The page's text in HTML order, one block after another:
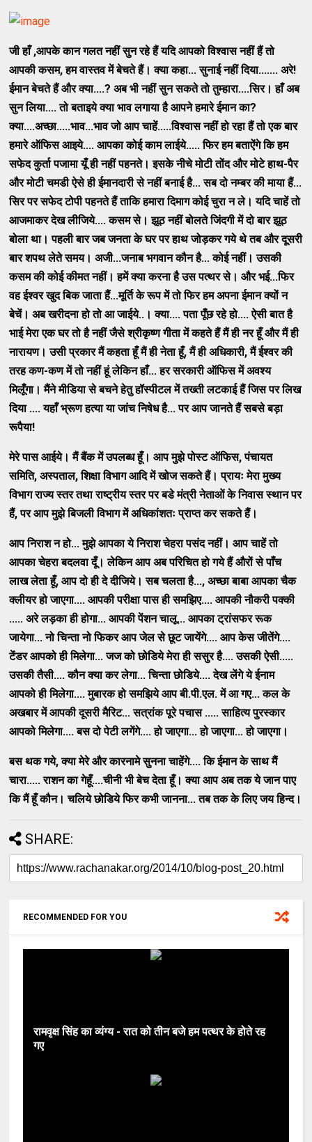
जी हाँ,आपके कान गलत नहीं सुन रहे हैं यदि आपको विश्‍वास नहीं हैं तो
आपकी कसम, हम वास्‍तव में बेचते हैं। क्‍या कहा... सुनाई नहीं दिया....... अरे!
ईमान बेचते हैं और क्‍या....? अब भी नहीं सुन सकते तो तुम्‍हारा....सिर। हाँ अब
सुन लिया.... तो बताइये क्‍या भाव लगाया है आपने हमारे ईमान का?
क्‍या....अच्‍छा.....भाव...भाव जो आप चाहें.....विश्‍वास नहीं हो रहा हैं तो एक बार
हमारे ऑफिस आइये.... आपका कोई काम लाईये..... फिर हम बताऐंगे कि हम
सफेद कुर्ता पजामा यूँ ही नहीं पहनते। इसके नीचे मोटी तोंद और मोटे हाथ-पैर
और मोटी चमडी ऐसे ही ईमानदारी से नहीं बनाई है... सब दो नम्‍बर की माया हैं...
सिर पर सफेद टोपी पहनते हैं ताकि हमारा दिमाग कोई चुरा न ले। यदि चाहें तो
आजमाकर देख लीजिये.... कसम से। झूठ नहीं बोलते जिंदगी में दो बार झूठ
बोला था। पहली बार जब जनता के घर पर हाथ जोड़कर गये थे तब और दूसरी
बार शपथ लेते समय। अजी...जनाब भगवान कौन है... कोई नहीं। उसकी
कसम की कोई कीमत नहीं। हमें क्‍या करना है उस पत्‍थर से। और भई...फिर
वह ईश्‍वर खुद बिक जाता हैं...मूर्ति के रूप में तो फिर हम अपना ईमान क्‍यों न
बेचें। अब खरीदना हो तो आ जाईये..। क्‍या.... पता पूँछ रहे हो.... ऐसी बात है
भाई मेरा एक घर तो है नहीं जैसे श्रीकृष्‍ण गीता में कहते हैं मैं ही नर हूँ और मैं ही
नारायण। उसी प्रकार मैं कहता हूँ मैं ही नेता हूँ, मैं ही अधिकारी, मैं ईश्‍वर की
तरह कण-कण में तो नहीं हूं लेकिन हाँ... हर सरकारी ऑफिस में अवश्‍य
मिलूँगा। मैंने मीडिया से बचने हेतु हॉस्‍पीटल में तख्‍ती लटकाई हैं जिस पर लिख
दिया .... यहाँ भ्रूण हत्‍या या जांच निषेध है... पर आप जानते हैं सबसे बड़ा
रूपैया!
मेरे पास आईये। मैं बैंक में उपलब्‍ध हूँ। आप मुझे पोस्‍ट ऑफिस, पंचायत
समिति, अस्‍पताल, शिक्षा विभाग आदि में खोज सकते हैं। प्रायः मेरा मुख्‍य
विभाग राज्‍य स्‍तर तथा राष्‍ट्रीय स्‍तर पर बडे मंत्री नेताओं के निवास स्‍थान पर
हैं, पर आप मुझे बिजली विभाग में अधिकांशतः प्राप्‍त कर सकते हैं।
आप निराश न हो... मुझे आपका ये निराश चेहरा पसंद नहीं। आप चाहें तो
आपका चेहरा बदलवा दूँ। लेकिन आप अब परिचित हो गये हैं औरों से पाँच
लाख लेता हूँ, आप दो ही दे दीजिये। सब चलता है..., अच्‍छा बाबा आपका चैक
क्‍लीयर हो जाएगा.... आपकी परीक्षा पास ही समझिए.... आपकी नौकरी पक्‍की
..... अरे लड़का ही होगा... आपकी पेंशन चालू... आपका ट्रांसफर रूक
जायेगा... नो चिन्‍ता नो फिकर आप जेल से छूट जायेंगे.... आप केस जीतेंगे....
टेंडर आपको ही मिलेगा... जज को छोडिये मेरा ही ससुर है.... उसकी ऐसी.....
उसकी तैसी.... कौन क्‍या कर लेगा... चिन्‍ता छोडिये.... देख लेंगे ये ईनाम
आपको ही मिलेगा.... मुबारक हो समझिये आप बी.पी.एल. में आ गए... कल के
अखबार में आपकी दूसरी मैरिट... सत्रांक पूरे पचास ..... साहित्‍य पुरस्‍कार
आपको मिलेगा.... बस दो पेटी लगेंगे.... हो जाएगा... हो जाएगा... हो जाएगा।
बस थक गये,क्‍या मेरे और कारनामे सुनना चाहेंगे.... कि ईमान के साथ मैं
चारा..... राशन का गेहूँ....चीनी भी बेच देता हूँ। क्‍या आप अब तक ये जान पाए
कि मैं हूँ कौन। चलिये छोडिये फिर कभी जानना... तब तक के लिए जय हिन्‍द।
SHARE:
RECOMMENDED FOR YOU
रामवृक्ष सिंह का व्यंग्य - रात को तीन बजे हम पत्थर के होते रह
गए